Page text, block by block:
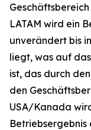
LATAM wird ein
unverändert bis
liegt, was auf
ist, das durch
den
USA/Kanada